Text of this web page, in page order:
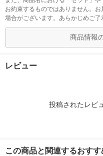
お約束するものではありません。
場合がございます。あらかじめご了
商品情報
レビュー
投稿されたレビ
この商品と関連するおす